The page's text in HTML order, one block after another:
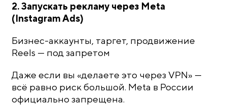
2. Запускать рекламу через Meta
(Instagram Ads)
Бизнес-аккаунты, таргет, продвижение
Reels — под запретом
Даже если вы «делаете это через VPN» —
всё равно риск большой. Meta в России
официально запрещена.